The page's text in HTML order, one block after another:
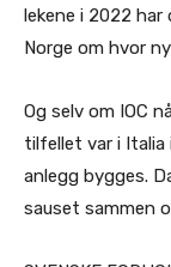
lekene i 2022
Norge om hvor
Og selv om IOC
tilfellet var i Italia
anlegg bygges.
sauset sammen